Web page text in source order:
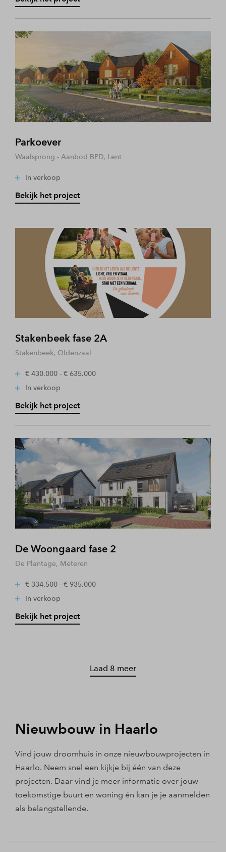
Parkoever
Waalsprong - Aanbod BPD, Lent
In verkoop
Bekijk het project
Stakenbeek fase 2A
Stakenbeek, Oldenzaal
€ 430.000 - € 635.000
In verkoop
Bekijk het project
De Woongaard fase 2
De Plantage, Meteren
€ 334.500 - € 935.000
In verkoop
Bekijk het project
Laad 8 meer
Nieuwbouw in Haarlo
Vind jouw droomhuis in onze nieuwbouwprojecten in
Haarlo. Neem snel een kijkje bij één van deze
projecten. Daar vind je meer informatie over jouw
toekomstige buurt en woning én kan je je aanmelden
als belangstellende.